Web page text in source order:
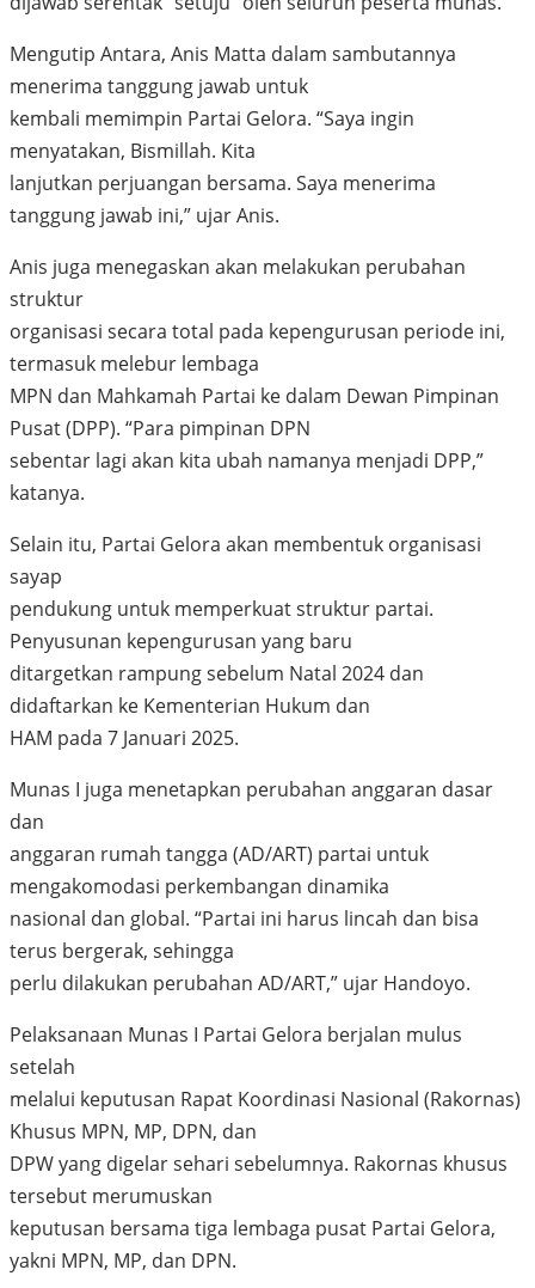
Mengutip Antara, Anis Matta dalam sambutannya
menerima tanggung jawab untuk
kembali memimpin Partai Gelora. “Saya ingin
menyatakan, Bismillah. Kita
lanjutkan perjuangan bersama. Saya menerima
tanggung jawab ini,” ujar Anis.
Anis juga menegaskan akan melakukan perubahan
struktur
organisasi secara total pada kepengurusan periode ini,
termasuk melebur lembaga
MPN dan Mahkamah Partai ke dalam Dewan Pimpinan
Pusat (DPP). “Para pimpinan DPN
sebentar lagi akan kita ubah namanya menjadi DPP,”
katanya.
Selain itu, Partai Gelora akan membentuk organisasi
sayap
pendukung untuk memperkuat struktur partai.
Penyusunan kepengurusan yang baru
ditargetkan rampung sebelum Natal 2024 dan
didaftarkan ke Kementerian Hukum dan
HAM pada 7 Januari 2025.
Munas I juga menetapkan perubahan anggaran dasar
dan
anggaran rumah tangga (AD/ART) partai untuk
mengakomodasi perkembangan dinamika
nasional dan global. “Partai ini harus lincah dan bisa
terus bergerak, sehingga
perlu dilakukan perubahan AD/ART,” ujar Handoyo.
Pelaksanaan Munas I Partai Gelora berjalan mulus
setelah
melalui keputusan Rapat Koordinasi Nasional (Rakornas)
Khusus MPN, MP, DPN, dan
DPW yang digelar sehari sebelumnya. Rakornas khusus
tersebut merumuskan
keputusan bersama tiga lembaga pusat Partai Gelora,
yakni MPN, MP, dan DPN.